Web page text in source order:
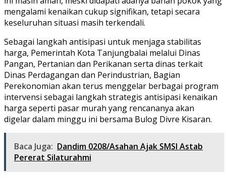
mengalami kenaikan cukup signifikan, tetapi secara
keseluruhan situasi masih terkendali.
Sebagai langkah antisipasi untuk menjaga stabilitas
harga, Pemerintah Kota Tanjungbalai melalui Dinas
Pangan, Pertanian dan Perikanan serta dinas terkait
Dinas Perdagangan dan Perindustrian, Bagian
Perekonomian akan terus menggelar berbagai program
intervensi sebagai langkah strategis antisipasi kenaikan
harga seperti pasar murah yang rencananya akan
digelar dalam minggu ini bersama Bulog Divre Kisaran.
Baca Juga: Dandim 0208/Asahan Ajak SMSI Astab
Pererat Silaturahmi